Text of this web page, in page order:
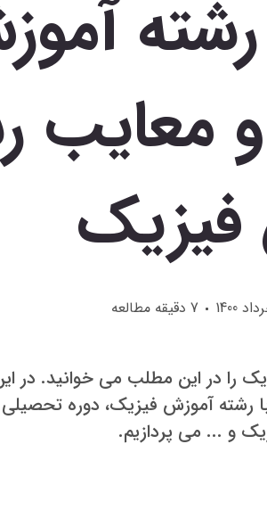
و معایب
7 دقیقه مطالعه
را در این مطلب می خوانید. در این
رشته آموزش فیزیک، دوره
و ... می پردازیم.